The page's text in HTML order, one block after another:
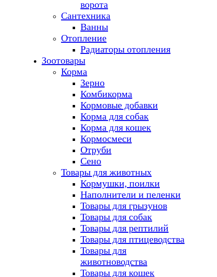
ворота
Сантехника
Ванны
Отопление
Радиаторы отопления
Зоотовары
Корма
Зерно
Комбикорма
Кормовые добавки
Корма для собак
Корма для кошек
Кормосмеси
Отруби
Сено
Товары для животных
Кормушки, поилки
Наполнители и пеленки
Товары для грызунов
Товары для собак
Товары для рептилий
Товары для птицеводства
Товары для
животноводства
Товары для кошек